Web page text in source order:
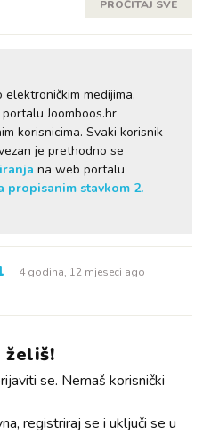
PROČITAJ SVE
medijima,
Joomboos.hr
korisnicima. Svaki korisnik
je prethodno se
na web portalu
propisanim stavkom 2.
4 godina, 12 mjeseci ago
želiš!
se. Nemaš korisnički
registriraj se i uključi se u